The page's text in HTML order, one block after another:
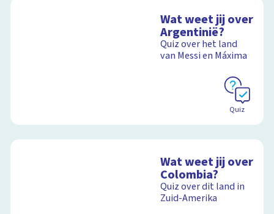
Wat weet jij over
Argentinië?
Quiz over het land
van Messi en Máxima
Quiz
Wat weet jij over
Colombia?
Quiz over dit land in
Zuid-Amerika